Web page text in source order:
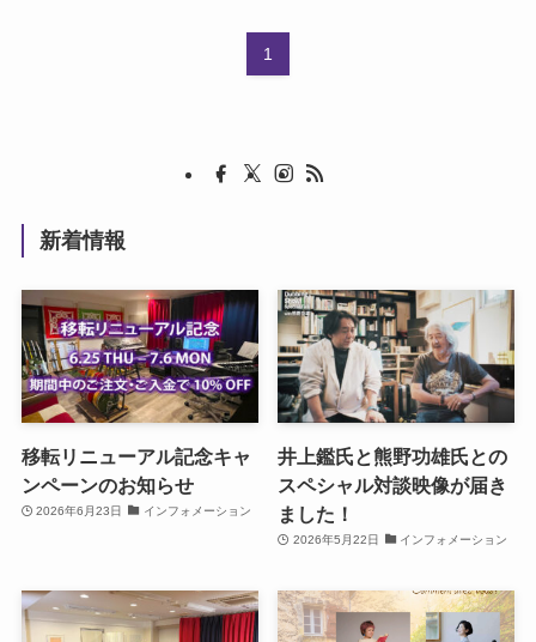
1
新着情報
移転リニューアル記念キャ
ンペーンのお知らせ
2026年6月23日 インフォメーション
井上鑑氏と熊野功雄氏との
スペシャル対談映像が届き
ました！
2026年5月22日 インフォメーション